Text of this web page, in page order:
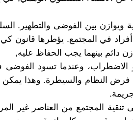
ويوازن بين الفوضى والتطهير.
في المجتمع. يؤطرها قانون
دائم بينهما يجب الحفاظ عليه,
الاضطراب، وعندما تسود الفوضى
فرض النظام والسيطرة. وهذا يمكن
تنقية المجتمع من العناصر غير